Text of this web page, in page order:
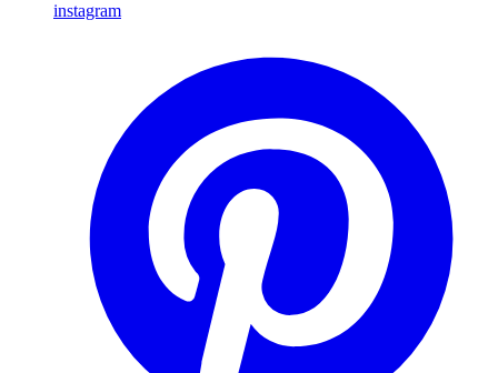
instagram